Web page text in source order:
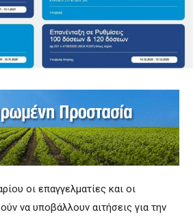
οι επαγγελματίες και οι
να υποβάλλουν αιτήσεις για την